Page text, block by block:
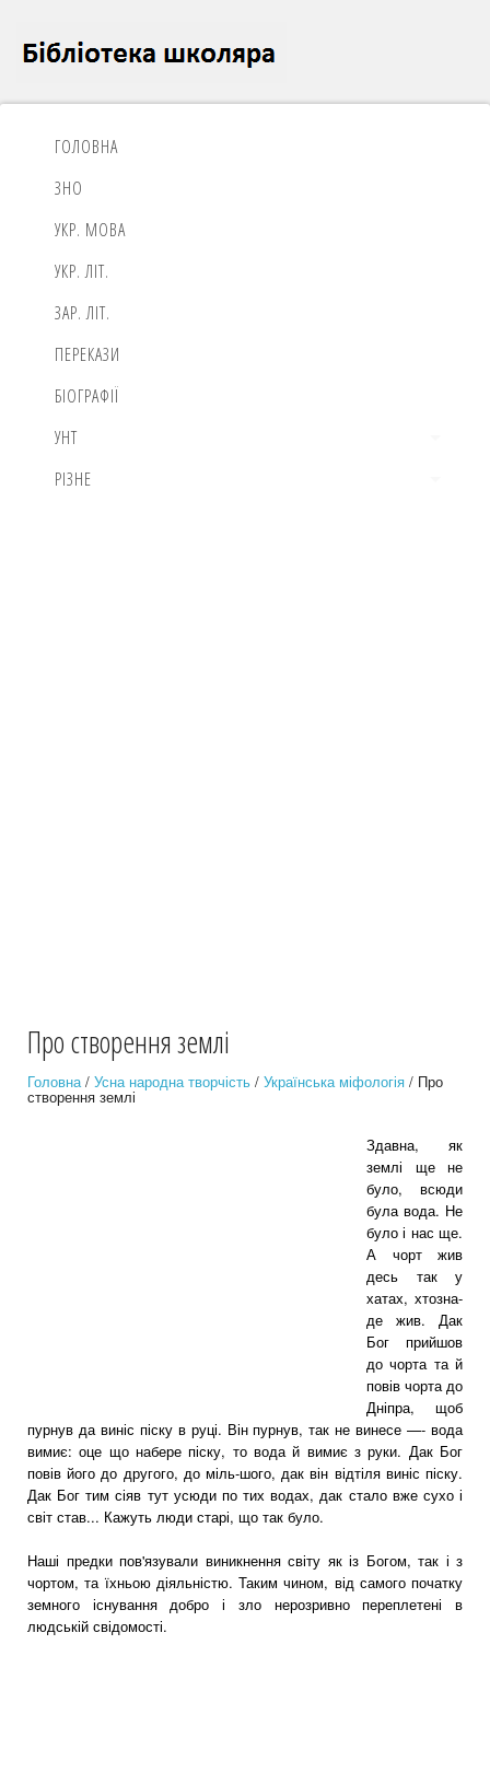
ГОЛОВНА
ЗНО
УКР. МОВА
УКР. ЛІТ.
ЗАР. ЛІТ.
ПЕРЕКАЗИ
БІОГРАФІЇ
УНТ
РІЗНЕ
Про створення землі
Головна/ Усна народна творчість / Українська міфологія / Про
створення землі
Здавна, як
землі ще не
було, всюди
була вода. Не
було і нас ще.
А чорт жив
десь так у
хатах, хтозна-
де жив. Дак
Бог прийшов
до чорта та й
повів чорта до
Дніпра, щоб
пурнув да виніс піску в руці. Він пурнув, так не винесе —- вода
вимиє: оце що набере піску, то вода й вимиє з руки. Дак Бог
повів його до другого, до міль-шого, дак він відтіля виніс піску.
Дак Бог тим сіяв тут усюди по тих водах, дак стало вже сухо і
світ став... Кажуть люди старі, що так було.
Наші предки пов'язували виникнення світу як із Богом, так і з
чортом, та їхньою діяльністю. Таким чином, від самого початку
земного існування добро і зло нерозривно переплетені в
людській свідомості.